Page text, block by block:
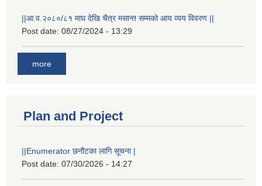
||आ.व.२०८०/८१ माघ देखि चैत्र मसान्त सम्मको आय व्यय विवरण ||
Post date: 08/27/2024 - 13:29
more
Plan and Project
||Enumerator छनौटका लागि सूचना |
Post date: 07/30/2026 - 14:27